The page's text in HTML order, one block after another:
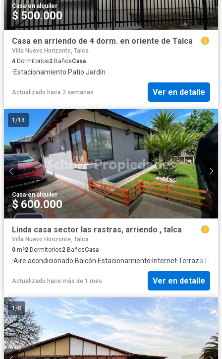
Casa·en alquiler
$ 500.000
Casa en arriendo de 4 dorm. en oriente de Talca
Villa Nuevo Horizonte, Talca
4 Dormitorios2 BañosCasa
·Estacionamiento·Patio·Jardín
Actualizado hace 2 semanas Ver en detalle
1 /18
Casa·en alquiler
$ 600.000
Linda casa sector las rastras, arriendo , talca
Villa Nuevo Horizonte, Talca
0 m²2 Dormitorios2 BañosCasa
·Aire acondicionado·Balcón·Estacionamiento· Internet·Terraza·Patio
Actualizado hace más de 1 mes Ver en detalle
1/8